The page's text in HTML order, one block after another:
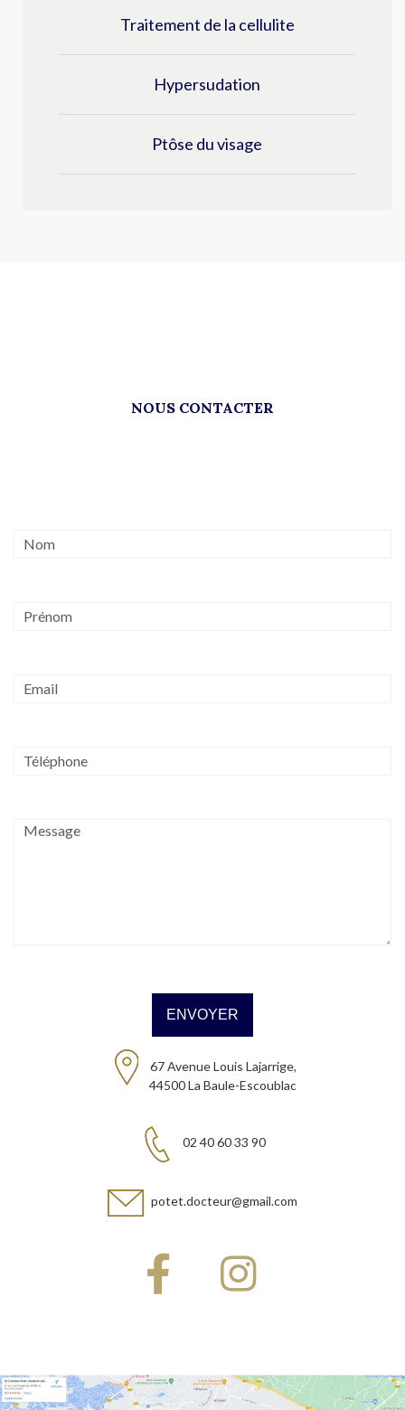
Traitement de la cellulite
Hypersudation
Ptôse du visage
NOUS CONTACTER
67 Avenue Louis Lajarrige,
44500 La Baule-Escoublac
02 40 60 33 90
potet.docteur@gmail.com